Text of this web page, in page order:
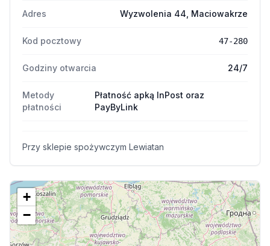
Adres Wyzwolenia 44, Maciowakrze
Kod pocztowy 47-280
Godziny otwarcia 24/7
Metody
płatności
Płatność apką InPost oraz
PayByLink
Przy sklepie spożywczym Lewiatan
+
−